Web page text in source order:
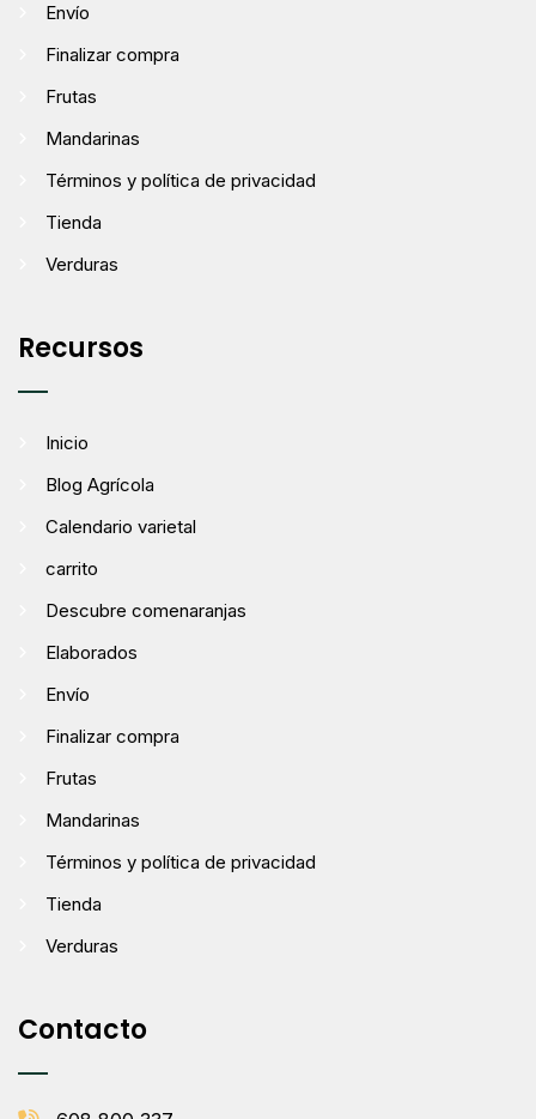
Envío
Finalizar compra
Frutas
Mandarinas
Términos y política de privacidad
Tienda
Verduras
Recursos
Inicio
Blog Agrícola
Calendario varietal
carrito
Descubre comenaranjas
Elaborados
Envío
Finalizar compra
Frutas
Mandarinas
Términos y política de privacidad
Tienda
Verduras
Contacto